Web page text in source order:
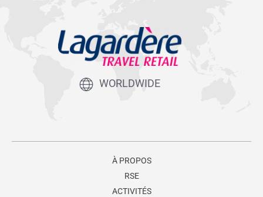
WORLDWIDE
À PROPOS
RSE
ACTIVITÉS